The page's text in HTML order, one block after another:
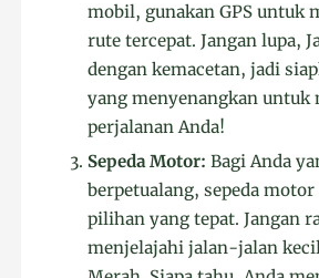
mobil, gunakan GPS untuk
rute tercepat. Jangan lupa,
dengan kemacetan, jadi
yang menyenangkan untuk
perjalanan Anda!
Sepeda Motor: Bagi Anda
berpetualang, sepeda
pilihan yang tepat. Jangan
menjelajahi jalan-jalan